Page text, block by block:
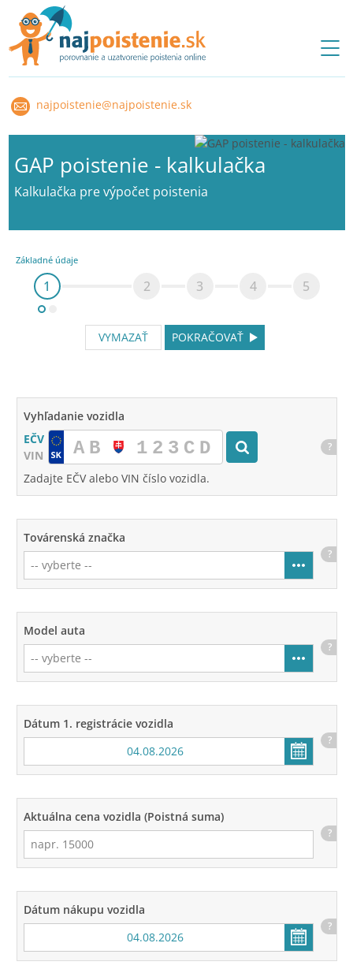
najpoistenie@najpoistenie.sk
GAP poistenie - kalkulačka
Kalkulačka pre výpočet poistenia
Základné údaje
1 2 3 4 5
VYMAZAŤ POKRAČOVAŤ
Vyhľadanie vozidla
EČV
VIN
Zadajte EČV alebo VIN číslo vozidla.
?
Továrenská značka
?
Model auta
?
Dátum 1. registrácie vozidla
?
Aktuálna cena vozidla (Poistná suma)
?
Dátum nákupu vozidla
?